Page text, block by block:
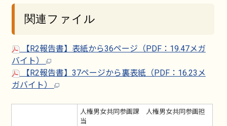
関連ファイル
【R2報告書】表紙から36ページ（PDF：19.47メガ
バイト）
【R2報告書】37ページから裏表紙（PDF：16.23メ
ガバイト）
人権男女共同参画課 人権男女共同参画担
当